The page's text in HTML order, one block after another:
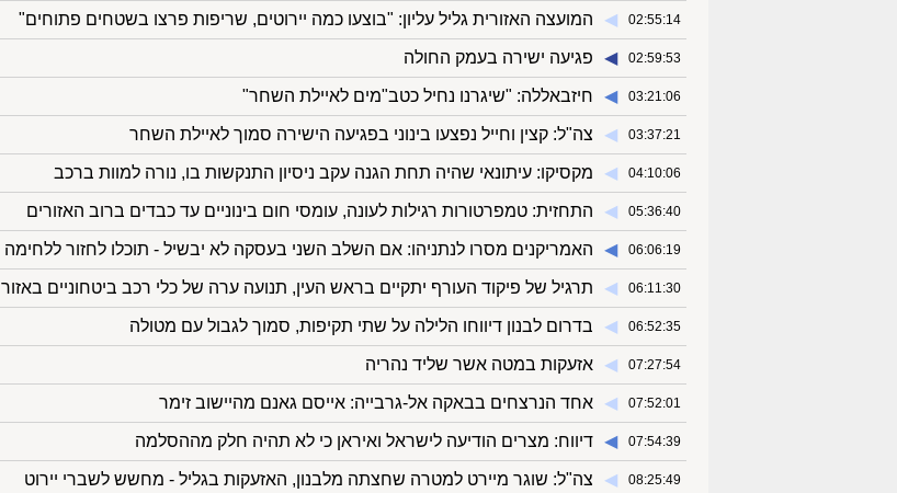
02:55:14
◀︎ המועצה האזורית גליל עליון: "בוצעו כמה יירוטים, שריפות פרצו בשטחים פתוחים"
02:59:53
◀︎ פגיעה ישירה בעמק החולה
03:21:06
◀︎ חיזבאללה: "שיגרנו נחיל כטב"מים לאיילת השחר"
03:37:21
◀︎ צה"ל: קצין וחייל נפצעו בינוני בפגיעה הישירה סמוך לאיילת השחר
04:10:06
◀︎ מקסיקו: עיתונאי שהיה תחת הגנה עקב ניסיון התנקשות בו, נורה למוות ברכב
05:36:40
◀︎ התחזית: טמפרטורות רגילות לעונה, עומסי חום בינוניים עד כבדים ברוב האזורים
06:06:19
◀︎ האמריקנים מסרו לנתניהו: אם השלב השני בעסקה לא יבשיל - תוכלו לחזור ללחימה
06:11:30
◀︎ תרגיל של פיקוד העורף יתקיים בראש העין, תנועה ערה של כלי רכב ביטחוניים באזור
06:52:35
◀︎ בדרום לבנון דיווחו הלילה על שתי תקיפות, סמוך לגבול עם מטולה
07:27:54
◀︎ אזעקות במטה אשר שליד נהריה
07:52:01
◀︎ אחד הנרצחים בבאקה אל-גרבייה: אייסם גאנם מהיישוב זימר
07:54:39
◀︎ דיווח: מצרים הודיעה לישראל ואיראן כי לא תהיה חלק מההסלמה
08:25:49
◀︎ צה"ל: שוגר מיירט למטרה שחצתה מלבנון, האזעקות בגליל - מחשש לשברי יירוט